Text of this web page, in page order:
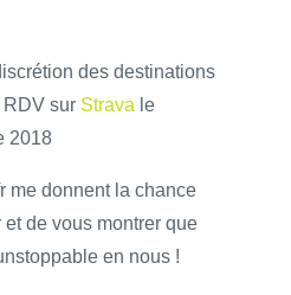
des destinations
sur Strava le
2018
me donnent la chance
de vous montrer que
en nous !